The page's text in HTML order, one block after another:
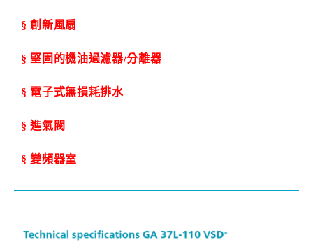
§創新風扇
§堅固的機油過濾器/分離器
§ 電子式無損耗排水
§進氣閥
§變頻器室